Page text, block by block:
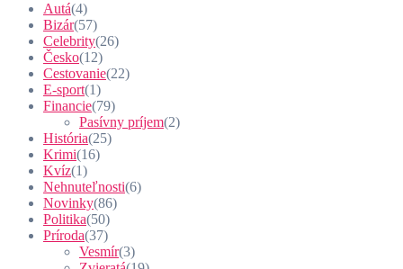
Autá(4)
Bizár(57)
Celebrity(26)
Česko(12)
Cestovanie(22)
E-sport(1)
Financie(79)
Pasívny príjem(2)
História(25)
Krimi(16)
Kvíz(1)
Nehnuteľnosti(6)
Novinky(86)
Politika(50)
Príroda(37)
Vesmír(3)